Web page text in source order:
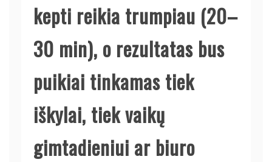
kepti reikia trumpiau (20–
30 min), o rezultatas bus
puikiai tinkamas tiek
iškylai, tiek vaikų
gimtadieniui ar biuro